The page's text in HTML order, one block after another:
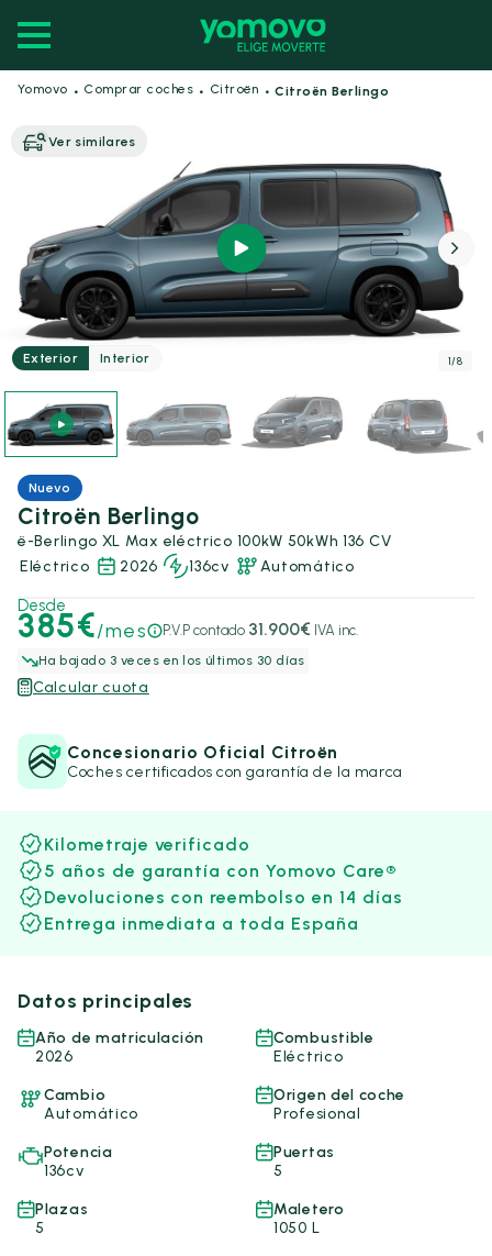
Yomovo · Comprar coches · Citroën · Citroën Berlingo
Ver similares
Exterior Interior 1/8
Nuevo
Citroën Berlingo
ë-Berlingo XL Max eléctrico 100kW 50kWh 136 CV
Eléctrico
2026 136cv Automático
Desde
385€/mes P.V.P contado 31.900€ IVA inc.
Ha bajado 3 veces en los últimos 30 días
Calcular cuota
Concesionario Oficial Citroën
Coches certificados con garantía de la marca
Kilometraje verificado
5 años de garantía con Yomovo Care®
Devoluciones con reembolso en 14 días
Entrega inmediata a toda España
Datos principales
Año de matriculación
2026
Combustible
Eléctrico
Cambio
Automático
Origen del coche
Profesional
Potencia
136cv
Puertas
5
Plazas
5
Maletero
1050 L